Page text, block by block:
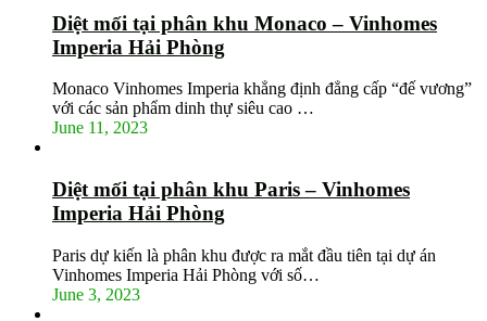
Diệt mối tại phân khu Monaco – Vinhomes
Imperia Hải Phòng
Monaco Vinhomes Imperia khẳng định đẳng cấp “đế vương”
với các sản phẩm dinh thự siêu cao …
June 11, 2023
Diệt mối tại phân khu Paris – Vinhomes
Imperia Hải Phòng
Paris dự kiến là phân khu được ra mắt đầu tiên tại dự án
Vinhomes Imperia Hải Phòng với số…
June 3, 2023